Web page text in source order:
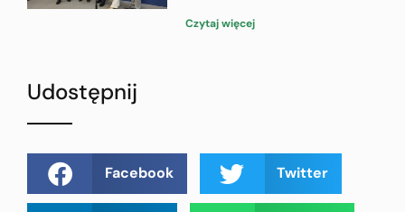
Czytaj więcej
Udostępnij
Facebook Twitter